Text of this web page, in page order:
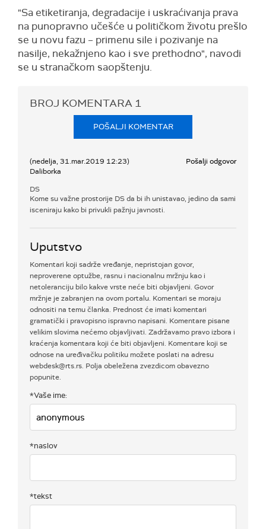
"Sa etiketiranja, degradacije i uskraćivanja prava
na punopravno učešće u političkom životu prešlo
se u novu fazu – primenu sile i pozivanje na
nasilje, nekažnjeno kao i sve prethodno", navodi
se u stranačkom saopštenju.
BROJ KOMENTARA 1
POŠALJI KOMENTAR
(nedelja, 31.mar.2019 12:23)
Daliborka
Pošalji odgovor
DS
Kome su važne prostorije DS da bi ih unistavao, jedino da sami
isceniraju kako bi privukli pažnju javnosti.
Uputstvo
Komentari koji sadrže vređanje, nepristojan govor,
neproverene optužbe, rasnu i nacionalnu mržnju kao i
netoleranciju bilo kakve vrste neće biti objavljeni. Govor
mržnje je zabranjen na ovom portalu. Komentari se moraju
odnositi na temu članka. Prednost će imati komentari
gramatički i pravopisno ispravno napisani. Komentare pisane
velikim slovima nećemo objavljivati. Zadržavamo pravo izbora i
kraćenja komentara koji će biti objavljeni. Komentare koji se
odnose na uređivačku politiku možete poslati na adresu
webdesk@rts.rs. Polja obeležena zvezdicom obavezno
popunite.
*Vaše ime:
*naslov
*tekst